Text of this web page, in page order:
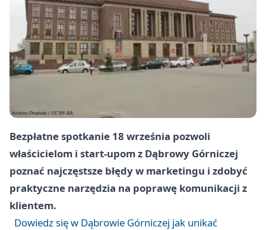
Bezpłatne spotkanie 18 września pozwoli
właścicielom i start-upom z Dąbrowy Górniczej
poznać najczęstsze błędy w marketingu i zdobyć
praktyczne narzędzia na poprawę komunikacji z
klientem.
Dowiedz się w Dąbrowie Górniczej jak unikać